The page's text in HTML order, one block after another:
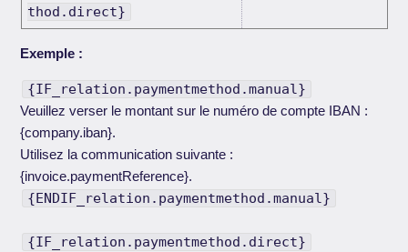
thod.direct}
Exemple :
{IF_relation.paymentmethod.manual}
Veuillez verser le montant sur le numéro de compte IBAN :
{company.iban}.
Utilisez la communication suivante :
{invoice.paymentReference}.
{ENDIF_relation.paymentmethod.manual}
{IF_relation.paymentmethod.direct}